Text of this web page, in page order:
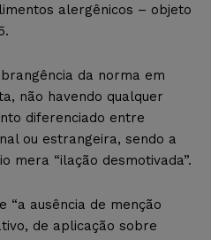
alergênicos – objeto
da norma em
não havendo qualquer
diferenciado entre
ou estrangeira, sendo a
mera “ilação desmotivada”.
“a ausência de menção
de aplicação sobre